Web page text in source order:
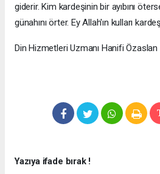
giderir. Kim kardeşinin bir ayıbını
günahını örter. Ey Allah'ın kulları
Din Hizmetleri Uzmanı Hanifi Özaslan
Yazıya ifade bırak !